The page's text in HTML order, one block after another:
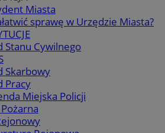
Miasta
sprawę w Urzędzie Miasta?
Stanu Cywilnego
Skarbowy
Pracy
Miejska Policji